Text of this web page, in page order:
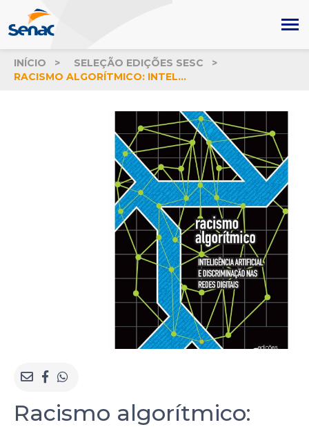
INÍCIO
SELEÇÃO EDIÇÕES SESC
RACISMO ALGORÍTMICO: INTELIGÊNCIA ARTIFICIAL E DISCRIMINAÇÃO NAS REDES DIGITAIS
Racismo algorítmico: